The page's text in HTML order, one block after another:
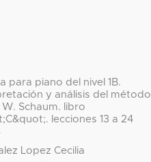
para piano del nivel 1B.
y análisis del método
Schaum. libro
lecciones 13 a 24
Lopez Cecilia